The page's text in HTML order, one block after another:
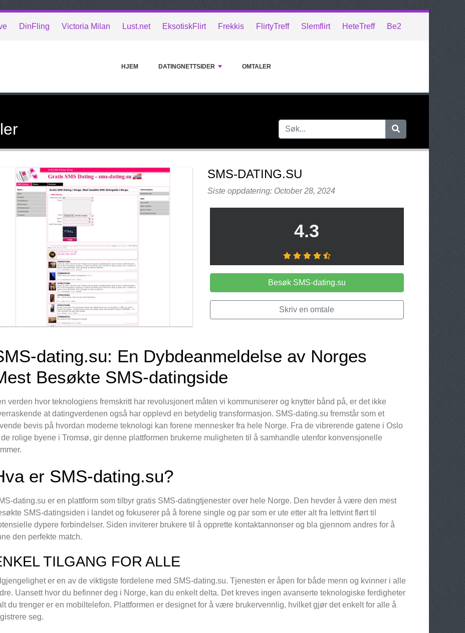
DinFling Victoria Milan Lust.net EksotiskFlirt Frekkis FlirtyTreff Slemflirt HeteTreff Be2
HJEM DATINGNETTSIDER OMTALER
SMS-DATING.SU
Siste oppdatering: October 28, 2024
4.3
Besøk SMS-dating.su
Skriv en omtale
dating.su: En Dybdeanmeldelse av Norges
Besøkte SMS-datingside
en verden hvor teknologiens fremskritt har revolusjonert måten vi kommuniserer og knytter bånd på, er det ikke
at datingverdenen også har opplevd en betydelig transformasjon. SMS-dating.su fremstår som et
bevis på hvordan moderne teknologi kan forene mennesker fra hele Norge. Fra de vibrerende gatene i Oslo
rolige byene i Tromsø, gir denne plattformen brukerne muligheten til å samhandle utenfor konvensjonelle
er SMS-dating.su?
dating.su er en plattform som tilbyr gratis SMS-datingtjenester over hele Norge. Den hevder å være den mest
SMS-datingsiden i landet og fokuserer på å forene single og par som er ute etter alt fra lettvint flørt til
dypere forbindelser. Siden inviterer brukere til å opprette kontaktannonser og bla gjennom andres for å
den perfekte match.
TILGANG FOR ALLE
er en av de viktigste fordelene med SMS-dating.su. Tjenesten er åpen for både menn og kvinner i alle
Uansett hvor du befinner deg i Norge, kan du enkelt delta. Det kreves ingen avanserte teknologiske ferdigheter
du trenger er en mobiltelefon. Plattformen er designet for å være brukervennlig, hvilket gjør det enkelt for alle å
seg.